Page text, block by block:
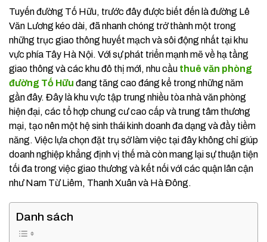
Tuyến đường Tố Hữu, trước đây được biết đến là đường Lê
Văn Lương kéo dài, đã nhanh chóng trở thành một trong
những trục giao thông huyết mạch và sôi động nhất tại khu
vực phía Tây Hà Nội. Với sự phát triển mạnh mẽ về hạ tầng
giao thông và các khu đô thị mới, nhu cầu thuê văn phòng
đường Tố Hữu đang tăng cao đáng kể trong những năm
gần đây. Đây là khu vực tập trung nhiều tòa nhà văn phòng
hiện đại, các tổ hợp chung cư cao cấp và trung tâm thương
mại, tạo nên một hệ sinh thái kinh doanh đa dạng và đầy tiềm
năng. Việc lựa chọn đặt trụ sở làm việc tại đây không chỉ giúp
doanh nghiệp khẳng định vị thế mà còn mang lại sự thuận tiện
tối đa trong việc giao thương và kết nối với các quận lân cận
như Nam Từ Liêm, Thanh Xuân và Hà Đông.
Danh sách